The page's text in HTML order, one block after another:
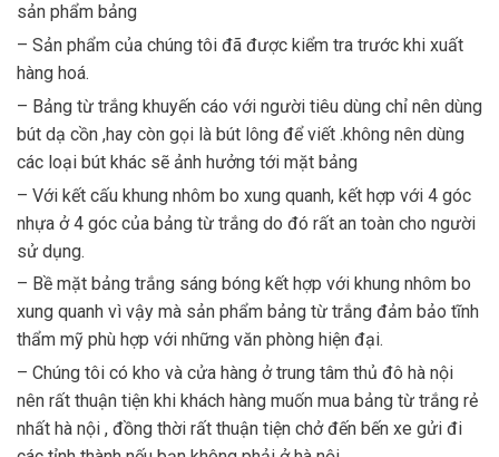
sản phẩm bảng
– Sản phẩm của chúng tôi đã được kiểm tra trước khi xuất
hàng hoá.
– Bảng từ trắng khuyến cáo với người tiêu dùng chỉ nên dùng
bút dạ cồn ,hay còn gọi là bút lông để viết .không nên dùng
các loại bút khác sẽ ảnh hưởng tới mặt bảng
– Với kết cấu khung nhôm bo xung quanh, kết hợp với 4 góc
nhựa ở 4 góc của bảng từ trắng do đó rất an toàn cho người
sử dụng.
– Bề mặt bảng trắng sáng bóng kết hợp với khung nhôm bo
xung quanh vì vậy mà sản phẩm bảng từ trắng đảm bảo tĩnh
thẩm mỹ phù hợp với những văn phòng hiện đại.
– Chúng tôi có kho và cửa hàng ở trung tâm thủ đô hà nội
nên rất thuận tiện khi khách hàng muốn mua bảng từ trắng rẻ
nhất hà nội , đồng thời rất thuận tiện chở đến bến xe gửi đi